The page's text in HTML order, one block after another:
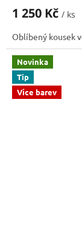
1 250 Kč / ks
Oblíbený kousek
Novinka
Tip
Více barev